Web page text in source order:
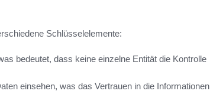
Schlüsselelemente:
bedeutet, dass keine einzelne Entität die Kontrolle
einsehen, was das Vertrauen in die Informationen